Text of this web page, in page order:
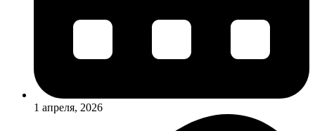
1 апреля, 2026